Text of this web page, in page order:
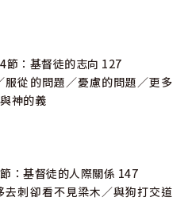
節：基督徒的志向 127
從的問題／憂慮的問題／更多
神的義
：基督徒的人際關係 147
刺卻看不見梁木／與狗打交道